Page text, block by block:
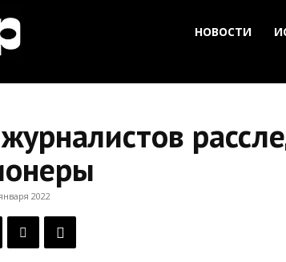
Новости
Кыргызстана
НОВОСТИ
2022